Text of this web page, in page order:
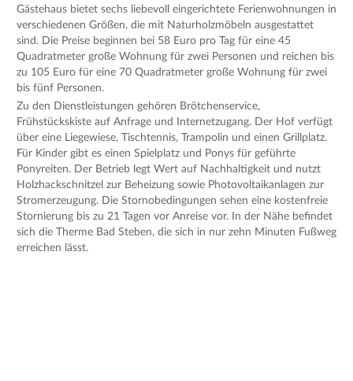
Gästehaus bietet sechs liebevoll eingerichtete Ferienwohnungen in
verschiedenen Größen, die mit Naturholzmöbeln ausgestattet
sind. Die Preise beginnen bei 58 Euro pro Tag für eine 45
Quadratmeter große Wohnung für zwei Personen und reichen bis
zu 105 Euro für eine 70 Quadratmeter große Wohnung für zwei
bis fünf Personen.
Zu den Dienstleistungen gehören Brötchenservice,
Frühstückskiste auf Anfrage und Internetzugang. Der Hof verfügt
über eine Liegewiese, Tischtennis, Trampolin und einen Grillplatz.
Für Kinder gibt es einen Spielplatz und Ponys für geführte
Ponyreiten. Der Betrieb legt Wert auf Nachhaltigkeit und nutzt
Holzhackschnitzel zur Beheizung sowie Photovoltaikanlagen zur
Stromerzeugung. Die Stornobedingungen sehen eine kostenfreie
Stornierung bis zu 21 Tagen vor Anreise vor. In der Nähe befindet
sich die Therme Bad Steben, die sich in nur zehn Minuten Fußweg
erreichen lässt.